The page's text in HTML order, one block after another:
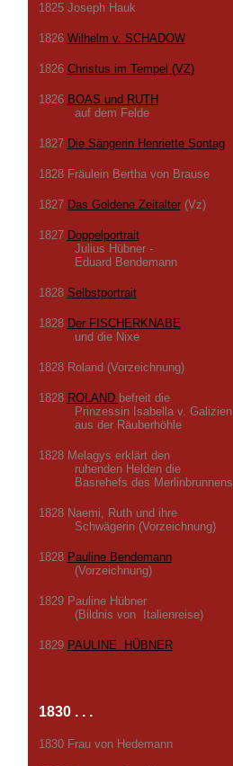
1825 Joseph Hauk
1826 Wilhelm v. SCHADOW
1826 Christus im Tempel (VZ)
1826 BOAS und RUTH
auf dem Felde
1827 Die Sängerin Henriette Sontag
1828 Fräulein Bertha von Brause
1827 Das Goldene Zeitalter(Vz)
1827 Doppelportrait
Julius Hübner -
Eduard Bendemann
1828 Selbstportrait
1828 Der FISCHERKNABE
und die Nixe
1828 Roland (Vorzeichnung)
1828 ROLAND befreit die
Prinzessin Isabella v. Galizien
aus der Räuberhöhle
1828 Melagys erklärt den
ruhenden Helden die
Basrehefs des Merlinbrunnens
1828 Naemi, Ruth und ihre
Schwägerin (Vorzeichnung)
1828 Pauline Bendemann
(Vorzeichnung)
1829 Pauline Hübner
(Bildnis von Italienreise)
1829 PAULINE HÜBNER
1830 . . .
1830 Frau von Hedemann